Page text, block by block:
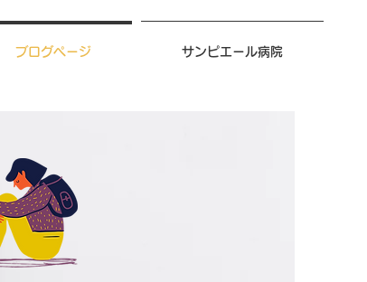
ブログページ サンピエール病院